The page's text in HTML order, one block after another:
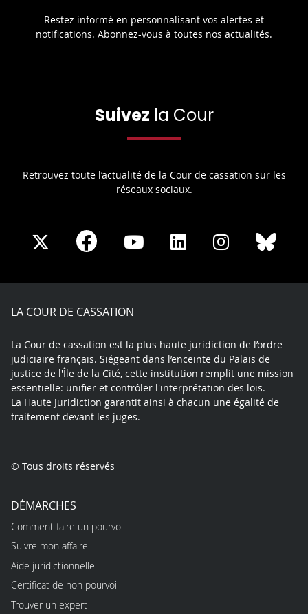
Restez informé en personnalisant vos alertes et
notifications. Abonnez-vous à toutes nos actualités.
Suivez la Cour
Retrouvez toute l’actualité de la Cour de cassation sur les
réseaux sociaux.
Share
X
Share
Facebook
Share
Youtube
Share
LinkedIn
Share
Instagram
LA COUR DE CASSATION
La Cour de cassation est la plus haute juridiction de l’ordre
judiciaire français. Siégeant dans l’enceinte du Palais de
justice de l'Île de la Cité, cette institution remplit une mission
essentielle: unifier et contrôler l'interprétation des lois.
La Haute Juridiction garantit ainsi à chacun une égalité de
traitement devant les juges.
© Tous droits réservés
DÉMARCHES
Comment faire un pourvoi
Suivre mon affaire
Aide juridictionnelle
Certificat de non pourvoi
Trouver un expert